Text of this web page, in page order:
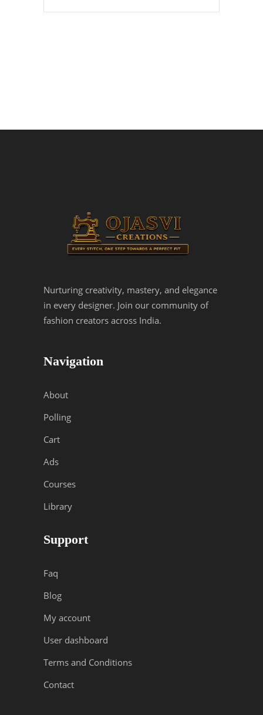
Nurturing creativity, mastery, and elegance
in every designer. Join our community of
fashion creators across India.
Navigation
About
Polling
Cart
Ads
Courses
Library
Support
Faq
Blog
My account
User dashboard
Terms and Conditions
Contact